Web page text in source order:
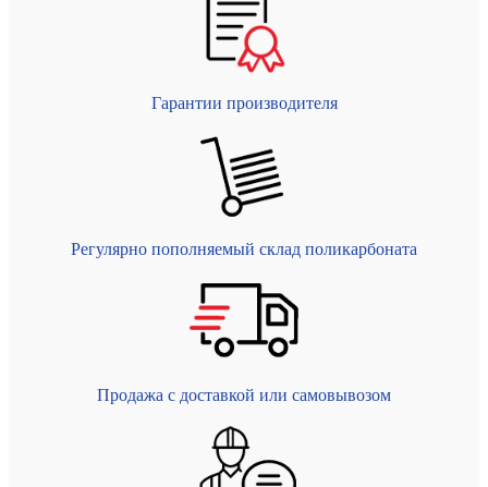
Гарантии производителя
Регулярно пополняемый склад поликарбоната
Продажа с доставкой или самовывозом